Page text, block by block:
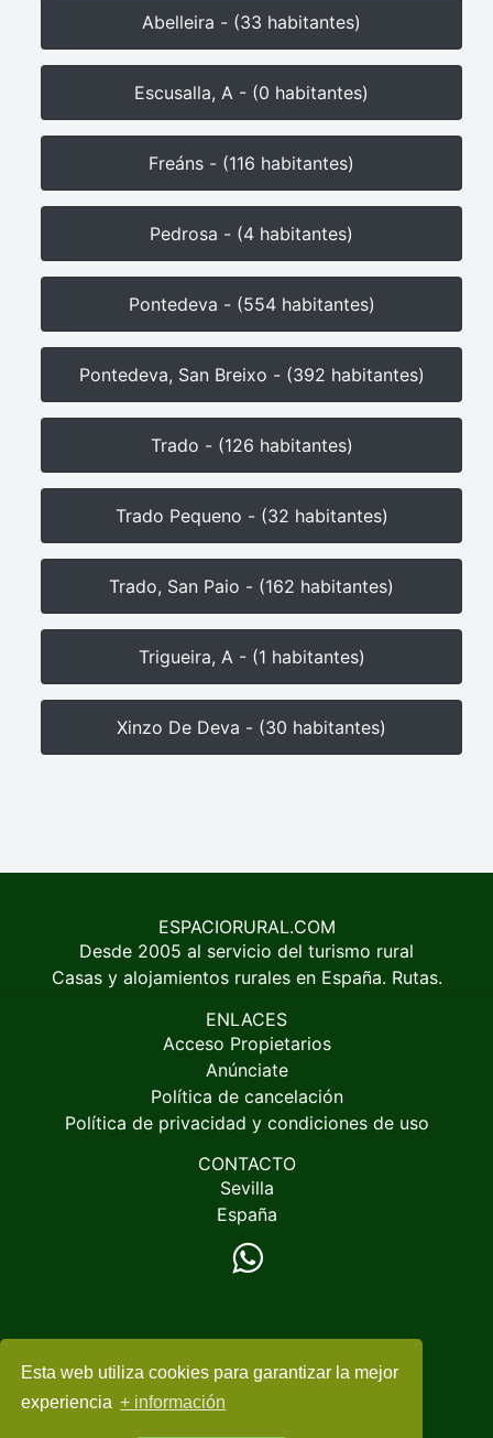
Esta web utiliza cookies para garantizar la mejor
experiencia + información
Abelleira - (33 habitantes)
Escusalla, A - (0 habitantes)
Freáns - (116 habitantes)
Pedrosa - (4 habitantes)
Pontedeva - (554 habitantes)
Pontedeva, San Breixo - (392 habitantes)
Trado - (126 habitantes)
Trado Pequeno - (32 habitantes)
Trado, San Paio - (162 habitantes)
Trigueira, A - (1 habitantes)
Xinzo De Deva - (30 habitantes)
ESPACIORURAL.COM
Desde 2005 al servicio del turismo rural
Casas y alojamientos rurales en España. Rutas.
ENLACES
Acceso Propietarios
Anúnciate
Política de cancelación
Política de privacidad y condiciones de uso
CONTACTO
Sevilla
España
© 2005-2026 EspacioRural.com